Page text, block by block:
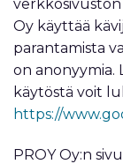
Oy käyttää
parantamista
on anonyymia.
käytöstä voit
https://
PROY Oy:n